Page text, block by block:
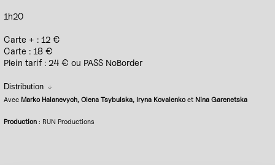
1h20
Carte + : 12 €
Carte : 18 €
Plein tarif : 24 € ou PASS NoBorder
Distribution
Avec Marko Halanevych, Olena Tsybulska, Iryna Kovalenkoet Nina Garenetska
Production : RUN Productions